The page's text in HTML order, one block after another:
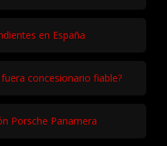
en España
concesionario fiable?
Porsche Panamera